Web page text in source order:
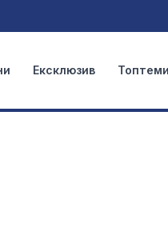
Ексклюзив Топтеми